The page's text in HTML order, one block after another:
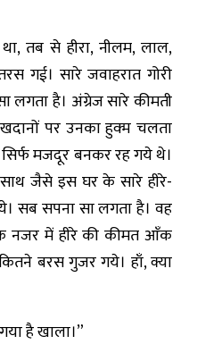
तब से हीरा, नीलम, लाल,
गई। सारे जवाहरात गोरी
लगता है। अंग्रेज सारे कीमती
पर उनका हुक्म चलता
मजदूर बनकर रह गये थे।
जैसे इस घर के सारे हीरे-
सब सपना सा लगता है। वह
नजर में हीरे की कीमत आँक
बरस गुजर गये। हाँ, क्या
है खाला।”